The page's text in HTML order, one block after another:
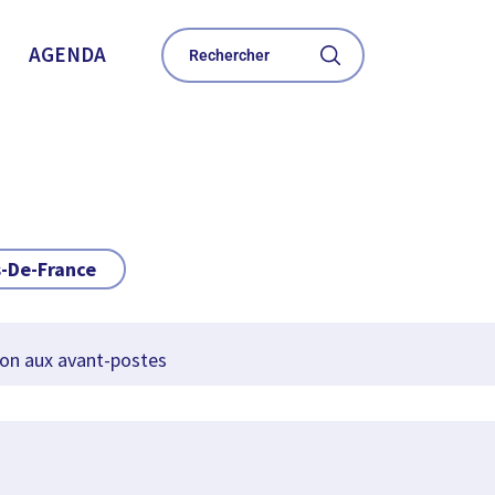
AGENDA
France
aux avant-postes